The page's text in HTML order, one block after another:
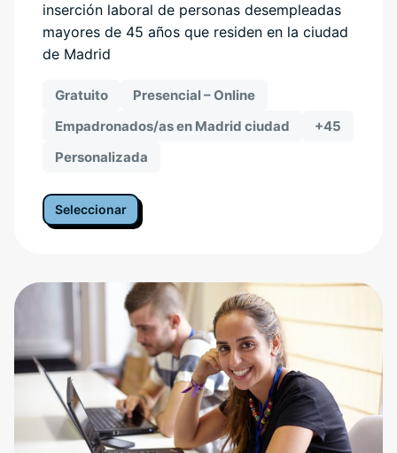
inserción laboral de personas desempleadas
mayores de 45 años que residen en la ciudad
de Madrid
Gratuito
Presencial – Online
Empadronados/as en Madrid ciudad
+45
Personalizada
Seleccionar